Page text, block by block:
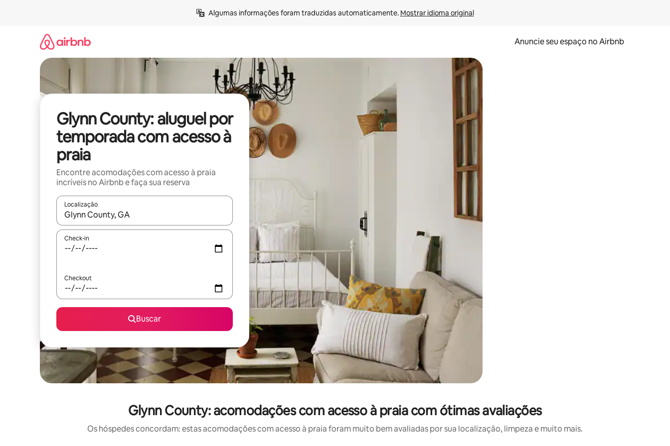
Algumas informações foram traduzidas automaticamente. Mostrar idioma original
Anuncie seu espaço no Airbnb
Glynn County: aluguel por
temporada com acesso à
praia
Encontre acomodações com acesso à praia
incríveis no Airbnb e faça sua reserva
Localização
Quando os resultados estiverem disponíveis, explore-os usando as seta para cima e para baixo do teclado ou tocando e deslizando o dedo na tela.
Check-in
Checkout
Buscar
Glynn County: acomodações com acesso à praia com ótimas avaliações
Os hóspedes concordam: estas acomodações com acesso à praia foram muito bem avaliadas por sua localização, limpeza e muito mais.